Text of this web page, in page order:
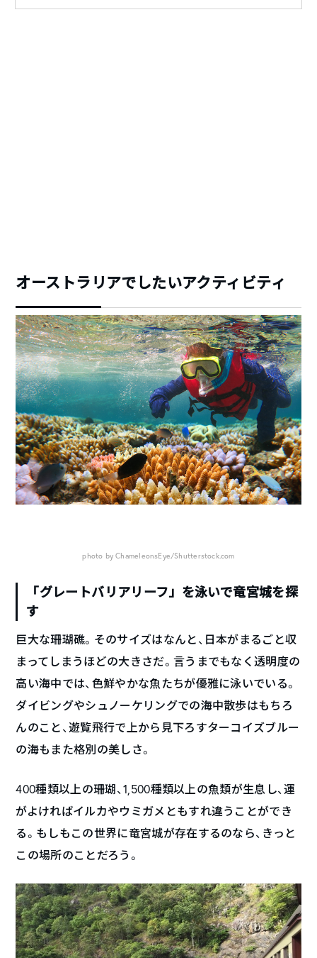
オーストラリアでしたいアクティビティ
photo by ChameleonsEye/Shutterstock.com
「グレートバリアリーフ」を泳いで竜宮城を探
す
巨大な珊瑚礁。そのサイズはなんと、日本がまるごと収
まってしまうほどの大きさだ。言うまでもなく透明度の
高い海中では、色鮮やかな魚たちが優雅に泳いでいる。
ダイビングやシュノーケリングでの海中散歩はもちろ
んのこと、遊覧飛行で上から見下ろすターコイズブルー
の海もまた格別の美しさ。
400種類以上の珊瑚、1,500種類以上の魚類が生息し、運
がよければイルカやウミガメともすれ違うことができ
る。もしもこの世界に竜宮城が存在するのなら、きっと
この場所のことだろう。